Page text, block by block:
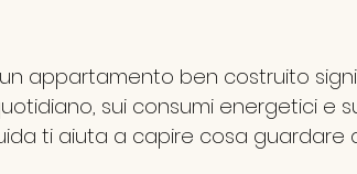
appartamento ben costruito
sui consumi energetici e
ti aiuta a capire cosa guardare